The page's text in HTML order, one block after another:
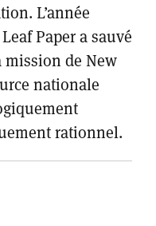
L’année
Paper a sauvé
mission de New
nationale
rationnel.